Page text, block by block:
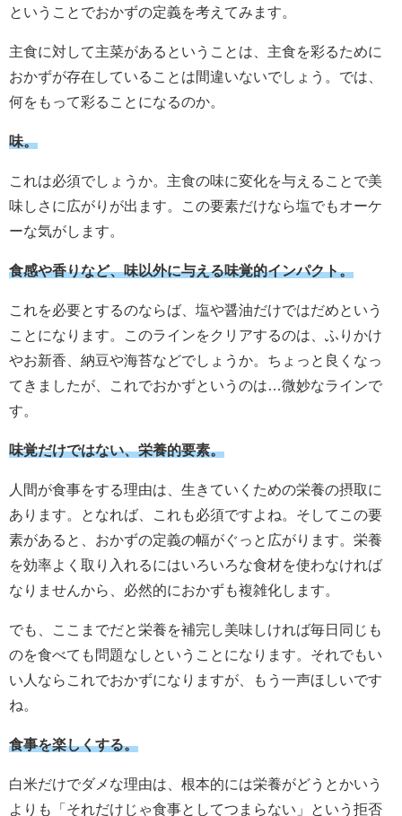
ということでおかずの定義を考えてみます。
主食に対して主菜があるということは、主食を彩るために
おかずが存在していることは間違いないでしょう。では、
何をもって彩ることになるのか。
味。
これは必須でしょうか。主食の味に変化を与えることで美
味しさに広がりが出ます。この要素だけなら塩でもオーケ
ーな気がします。
食感や香りなど、味以外に与える味覚的インパクト。
これを必要とするのならば、塩や醤油だけではだめという
ことになります。このラインをクリアするのは、ふりかけ
やお新香、納豆や海苔などでしょうか。ちょっと良くなっ
てきましたが、これでおかずというのは…微妙なラインで
す。
味覚だけではない、栄養的要素。
人間が食事をする理由は、生きていくための栄養の摂取に
あります。となれば、これも必須ですよね。そしてこの要
素があると、おかずの定義の幅がぐっと広がります。栄養
を効率よく取り入れるにはいろいろな食材を使わなければ
なりませんから、必然的におかずも複雑化します。
でも、ここまでだと栄養を補完し美味しければ毎日同じも
のを食べても問題なしということになります。それでもい
い人ならこれでおかずになりますが、もう一声ほしいです
ね。
食事を楽しくする。
白米だけでダメな理由は、根本的には栄養がどうとかいう
よりも「それだけじゃ食事としてつまらない」という拒否